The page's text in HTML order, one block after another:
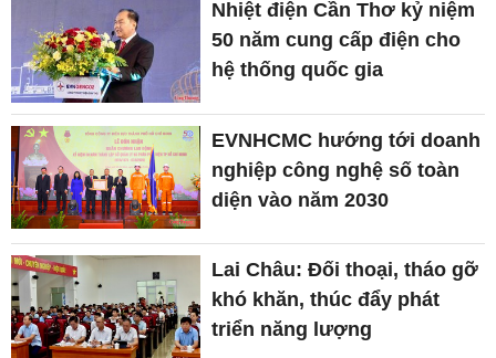
Nhiệt điện Cần Thơ kỷ niệm
50 năm cung cấp điện cho
hệ thống quốc gia
EVNHCMC hướng tới doanh
nghiệp công nghệ số toàn
diện vào năm 2030
Lai Châu: Đối thoại, tháo gỡ
khó khăn, thúc đẩy phát
triển năng lượng